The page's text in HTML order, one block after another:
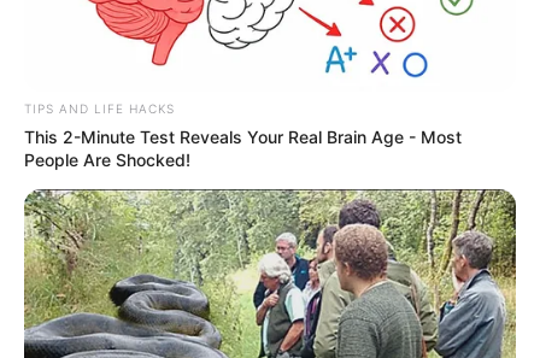
TIPS AND LIFE HACKS
This 2-Minute Test Reveals Your Real Brain Age - Most
People Are Shocked!